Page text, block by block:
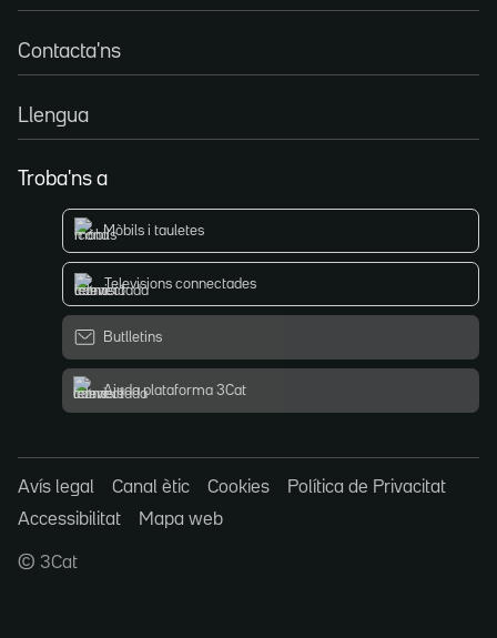
Contacta'ns
Llengua
Troba'ns a
Mòbils i tauletes
Televisions connectades
Butlletins
Ajuda plataforma 3Cat
Avís legal Canal ètic Cookies
Política de Privacitat
Accessibilitat
Mapa web
© 3Cat